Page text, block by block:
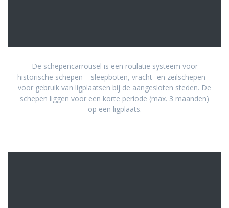
De schepencarrousel is een roulatie systeem voor
historische schepen – sleepboten, vracht- en zeilschepen –
voor gebruik van ligplaatsen bij de aangesloten steden. De
schepen liggen voor een korte periode (max. 3 maanden)
op een ligplaats.